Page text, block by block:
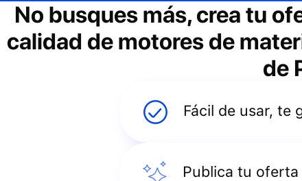
No busques más, crea tu
calidad de motores de
de
Fácil de usar, te
Publica tu